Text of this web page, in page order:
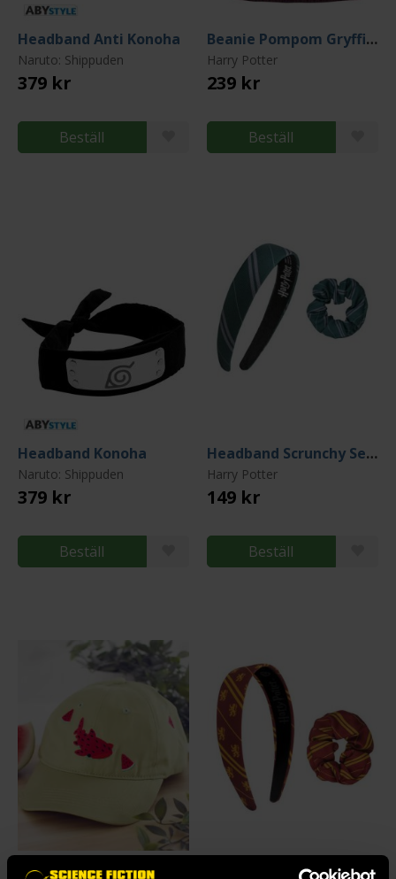
Headband Anti Konoha
Naruto: Shippuden
379 kr
Beställ
Beanie Pompom Gryffindor
Harry Potter
239 kr
Beställ
Headband Konoha
Naruto: Shippuden
379 kr
Beställ
Headband Scrunchy Set Slytherin
Harry Potter
149 kr
Beställ
Watermelon Shark Cap Headband Scrunchy Set Gryffindor